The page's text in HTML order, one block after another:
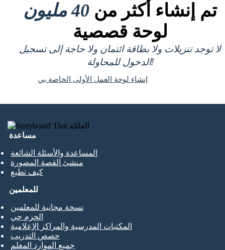
تم إنشاء أكثر من 40 مليون
لوحة قصصية
لا توجد تنزيلات ولا بطاقة ائتمان ولا حاجة إلى تسجيل
الدخول للمحاولة!
إنشاء لوحة العمل الأولى الخاصة بي
مساعدة
المساعدة والأسئلة الشائعة
منشئ القصة المصورة
كيف تطبع
للمعلمين
نسخة مجانية للمعلمين
الحزم حي
المكتبات المدرسية والمراكز الإعلامية
حصص التدريب
جميع الموارد المعلم